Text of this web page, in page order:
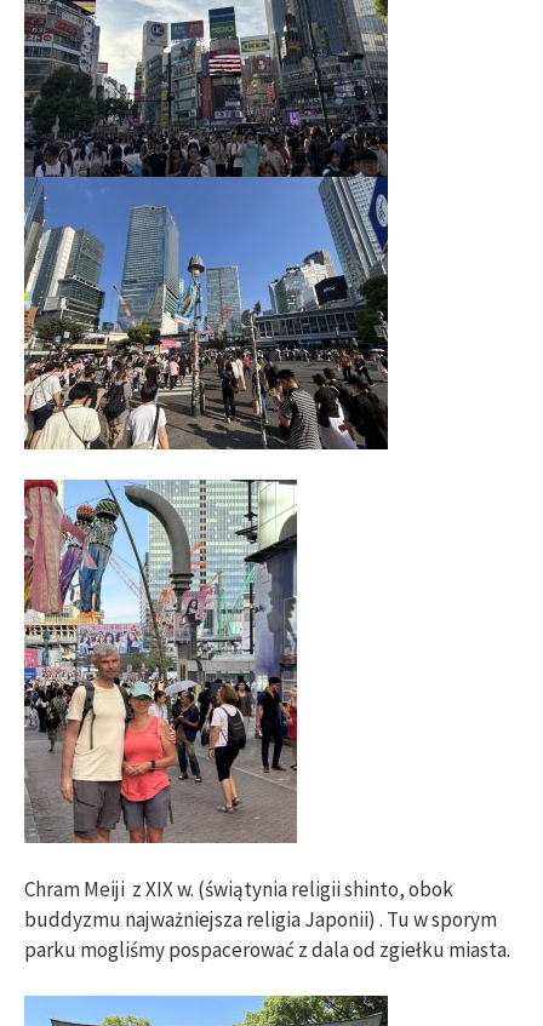
Chram Meiji z XIX w. (świątynia religii shinto, obok
buddyzmu najważniejsza religia Japonii) . Tu w sporym
parku mogliśmy pospacerować z dala od zgiełku miasta.